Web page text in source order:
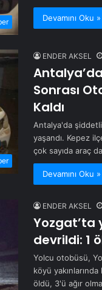
Devamını Oku »
ENDER AKSEL
Sonrası
Kaldı
Antalya'da
yaşandı. Kepez
çok sayıda araç
Devamını Oku »
ENDER AKSEL
Yozgat’ta
devrildi: 1
Yolcu otobüsü,
köyü
öldü, 3'ü ağır